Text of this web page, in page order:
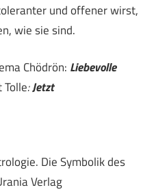
und offener wirst,
wie sie sind.
Chödrön: Liebevolle
:Jetzt
Die Symbolik des
Verlag